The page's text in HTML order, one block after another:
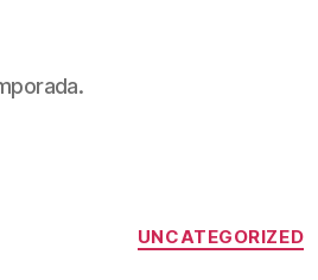
Categorías
UNCATEGORIZED